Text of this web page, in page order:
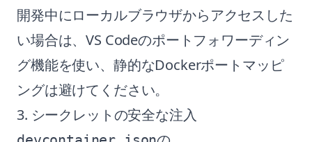
開発中にローカルブラウザからアクセスした
い場合は、VS Codeのポートフォワーディン
グ機能を使い、静的なDockerポートマッピ
ングは避けてください。
3. シークレットの安全な注入